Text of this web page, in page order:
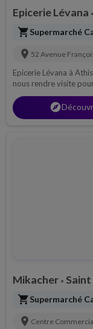
Epicerie Lévana •
shopping_cartSupermarché
location_on 52 Avenue
Epicerie Lévana à
nous rendre visite
par téléphone pour
possible sur 91...
explorer
Mikacher • Saint
shopping_cartSupermarché
location_on Centre